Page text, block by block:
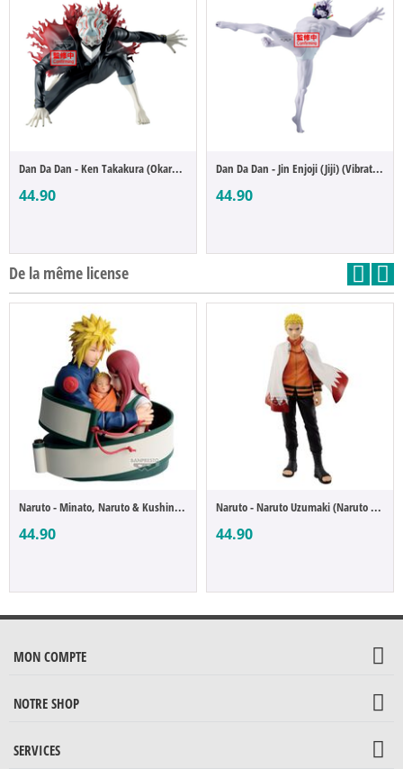
Dan Da Dan - Ken Takakura (Okarun) (Vibra...
44.90
Dan Da Dan - Jin Enjoji (Jiji) (Vibration...
44.90
De la même license
Naruto - Minato, Naruto & Kushina (Naruto...
44.90
Naruto - Naruto Uzumaki (Naruto 72 series)
44.90
MON COMPTE
NOTRE SHOP
SERVICES